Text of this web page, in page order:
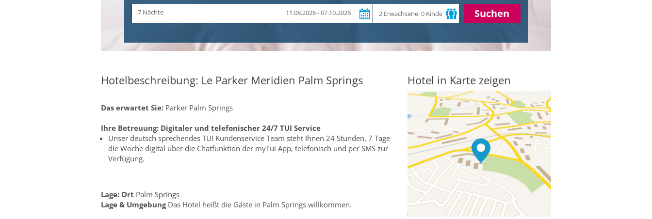
Zeitraum
7 Nächte 11.08.2026 - 07.10.2026 Suchen
Hotelbeschreibung: Le Parker Meridien Palm Springs
Das erwartet Sie: Parker Palm Springs
Ihre Betreuung: Digitaler und telefonischer 24/7 TUI Service
Unser deutsch sprechendes TUI Kundenservice Team steht Ihnen 24 Stunden, 7 Tage
die Woche digital über die Chatfunktion der myTui App, telefonisch und per SMS zur
Verfügung.
Lage: Ort Palm Springs
Lage & UmgebungDas Hotel heißt die Gäste in Palm Springs willkommen.
Hotel in Karte zeigen